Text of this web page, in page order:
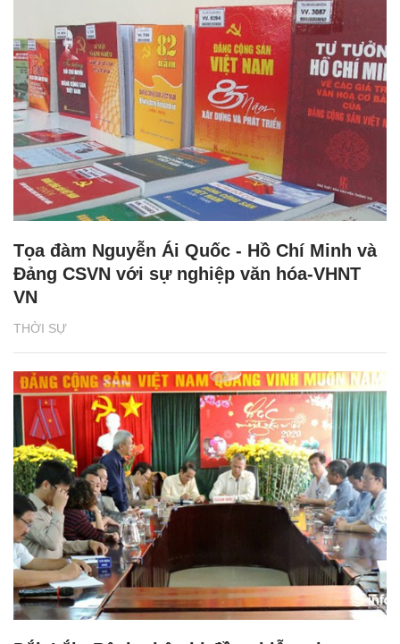
THỜI SỰ
Tọa đàm Nguyễn Ái Quốc - Hồ Chí Minh và
Đảng CSVN với sự nghiệp văn hóa-VHNT
VN